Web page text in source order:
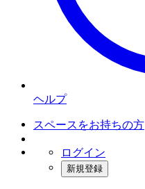
ヘルプ
スペースをお持ちの方
ログイン
新規登録